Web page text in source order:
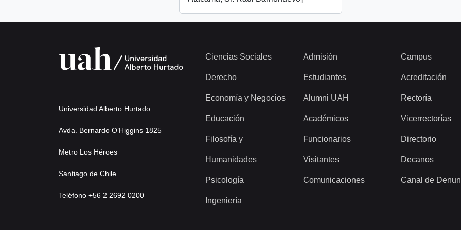
Universidad Alberto Hurtado
Avda. Bernardo O’Higgins 1825
Metro Los Héroes
Santiago de Chile
Teléfono +56 2 2692 0200
Ciencias Sociales
Derecho
Economía y Negocios
Educación
Filosofía y
Humanidades
Psicología
Ingeniería
Admisión
Estudiantes
Alumni UAH
Académicos
Funcionarios
Visitantes
Comunicaciones
Campus
Acreditación
Rectoría
Vicerrectorías
Directorio
Decanos
Canal de